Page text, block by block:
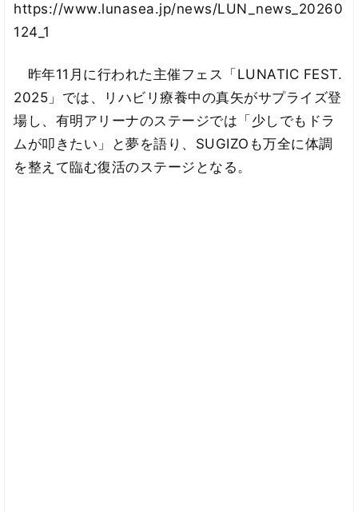
https://www.lunasea.jp/news/LUN_news_20260
124_1
昨年11月に行われた主催フェス「LUNATIC FEST.
2025」では、リハビリ療養中の真矢がサプライズ登
場し、有明アリーナのステージでは「少しでもドラ
ムが叩きたい」と夢を語り、SUGIZOも万全に体調
を整えて臨む復活のステージとなる。